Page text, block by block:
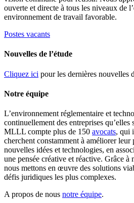
ouverte et directe à tous les niveaux de
environnement de travail favorable.
Postes vacants
Nouvelles de l’étude
Cliquez ici pour les dernières nouvelles
Notre équipe
L’environnement réglementaire et
continuellement des entreprises qu’elles
MLLL compte plus de 150 avocats, qui
cherchent constamment à améliorer
nouvelles idées et technologies, en
une pensée créative et réactive. Grâce à
nous mettons en œuvre des solutions
défis juridiques les plus complexes.
A propos de nous notre équipe.